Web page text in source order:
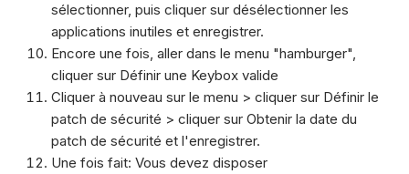
sélectionner, puis cliquer sur désélectionner les
applications inutiles et enregistrer.
Encore une fois, aller dans le menu "hamburger",
cliquer sur Définir une Keybox valide
Cliquer à nouveau sur le menu > cliquer sur Définir le
patch de sécurité > cliquer sur Obtenir la date du
patch de sécurité et l'enregistrer.
Une fois fait: Vous devez disposer